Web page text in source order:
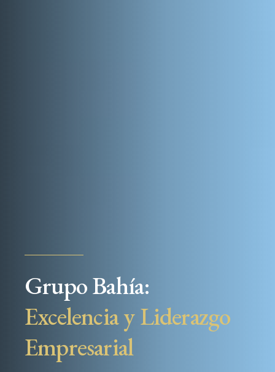
Grupo Bahía:
Excelencia y Liderazgo
Empresarial